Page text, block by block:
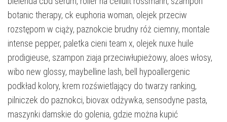
botanic therapy, ck euphoria woman, olejek przeciw
rozstępom w ciąży, paznokcie brudny róż ciemny, montale
intense pepper, paletka cieni team x, olejek nuxe huile
prodigieuse, szampon ziaja przeciwłupieżowy, aloes włosy,
wibo new glossy, maybelline lash, bell hypoallergenic
podkład kolory, krem rozświetlający do twarzy ranking,
pilniczek do paznokci, biovax odżywka, sensodyne pasta,
maszynki damskie do golenia, gdzie można kupić